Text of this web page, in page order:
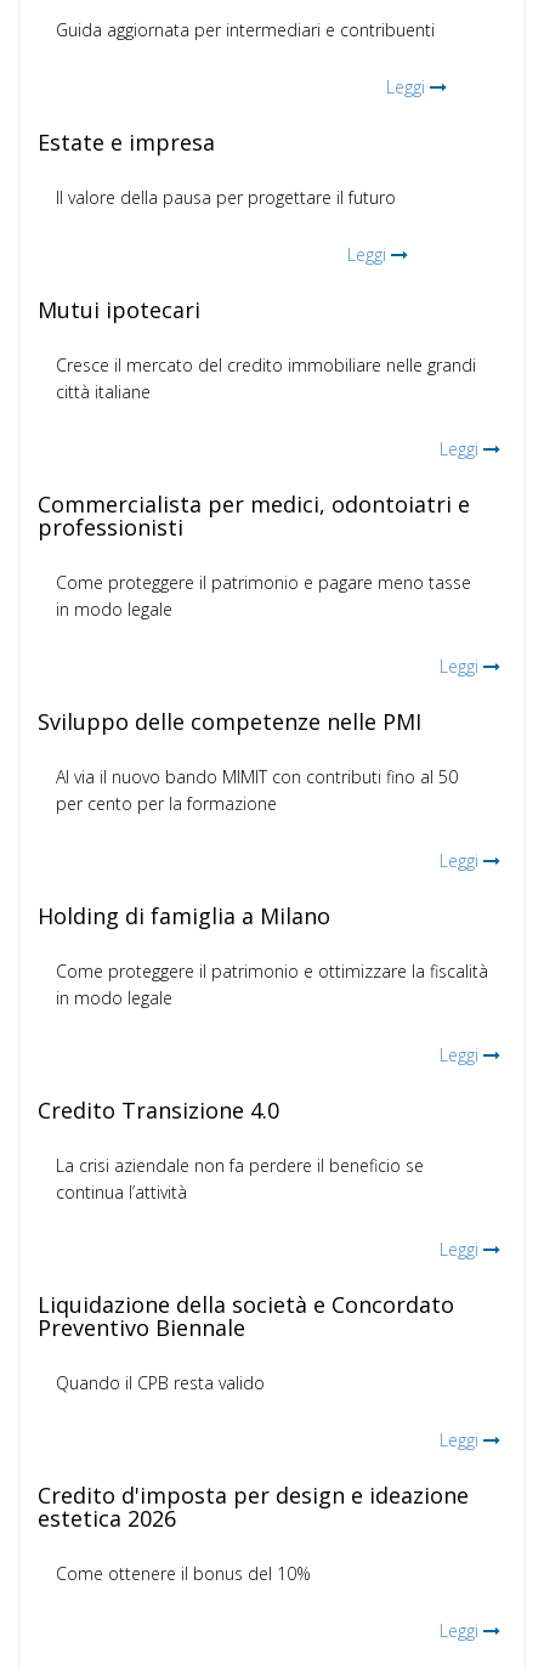
Guida aggiornata per intermediari e contribuenti
Leggi
Estate e impresa
Il valore della pausa per progettare il futuro
Leggi
Mutui ipotecari
Cresce il mercato del credito immobiliare nelle grandi
città italiane
Leggi
Commercialista per medici, odontoiatri e
professionisti
Come proteggere il patrimonio e pagare meno tasse
in modo legale
Leggi
Sviluppo delle competenze nelle PMI
Al via il nuovo bando MIMIT con contributi fino al 50
per cento per la formazione
Leggi
Holding di famiglia a Milano
Come proteggere il patrimonio e ottimizzare la fiscalità
in modo legale
Leggi
Credito Transizione 4.0
La crisi aziendale non fa perdere il beneficio se
continua l’attività
Leggi
Liquidazione della società e Concordato
Preventivo Biennale
Quando il CPB resta valido
Leggi
Credito d'imposta per design e ideazione
estetica 2026
Come ottenere il bonus del 10%
Leggi